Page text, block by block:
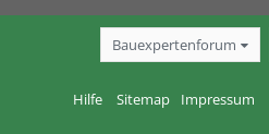
Bauexpertenforum
Hilfe Sitemap Impressum